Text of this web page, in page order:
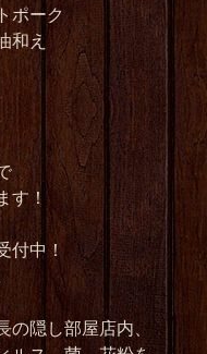
ポーク
和え
す！
付中！
の隠し部屋店内、